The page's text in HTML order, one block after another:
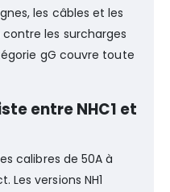
les câbles et les
les surcharges
gG couvre toute
entre NHC1 et
calibres de 50A à
Les versions NH1